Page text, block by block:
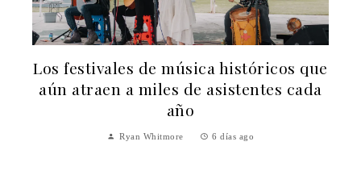
Los festivales de música históricos que
aún atraen a miles de asistentes cada
año
Ryan Whitmore 6 días ago